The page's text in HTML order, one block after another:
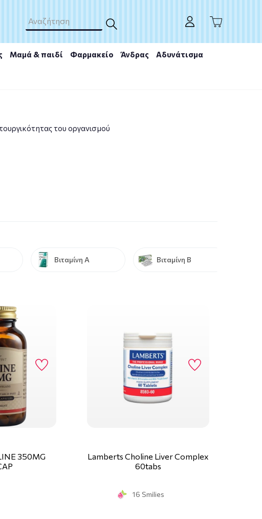
Μαμά & παιδί Φαρμακείο Άνδρας Αδυνάτισμα
του οργανισμού
Βιταμίνη Α Βιταμίνη Β
350MG
Lamberts Choline Liver Complex
60tabs
16 Smilies